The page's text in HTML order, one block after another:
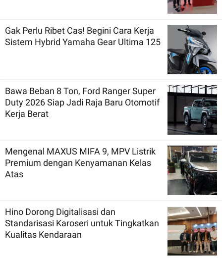
Gak Perlu Ribet Cas! Begini Cara Kerja
Sistem Hybrid Yamaha Gear Ultima 125
Bawa Beban 8 Ton, Ford Ranger Super
Duty 2026 Siap Jadi Raja Baru Otomotif
Kerja Berat
Mengenal MAXUS MIFA 9, MPV Listrik
Premium dengan Kenyamanan Kelas
Atas
Hino Dorong Digitalisasi dan
Standarisasi Karoseri untuk Tingkatkan
Kualitas Kendaraan